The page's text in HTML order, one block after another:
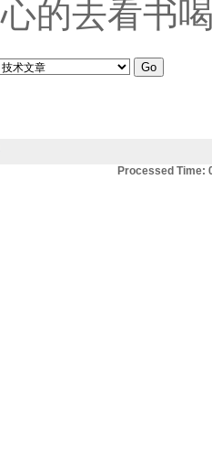
心的去看书
Processed Time: